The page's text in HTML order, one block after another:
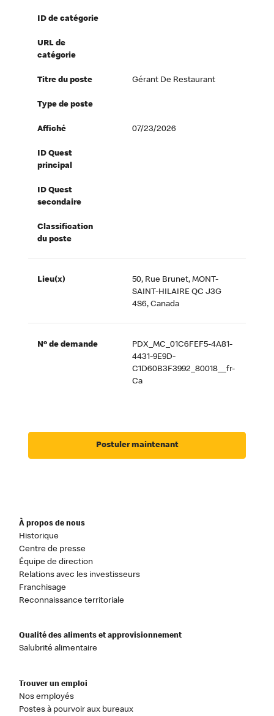
ID de catégorie
URL de
catégorie
Titre du poste Gérant De Restaurant
Type de poste
Affiché 07/23/2026
ID Quest
principal
ID Quest
secondaire
Classification
du poste
Lieu(x)
50, Rue Brunet, MONT-
SAINT-HILAIRE QC J3G
4S6, Canada
Nº de demande
PDX_MC_01C6FEF5-4A81-
4431-9E9D-
C1D60B3F3992_80018__fr-
Ca
Postuler maintenant
À propos de nous
Historique
Centre de presse
Équipe de direction
Relations avec les investisseurs
Franchisage
Reconnaissance territoriale
Qualité des aliments et approvisionnement
Salubrité alimentaire
Trouver un emploi
Nos employés
Postes à pourvoir aux bureaux